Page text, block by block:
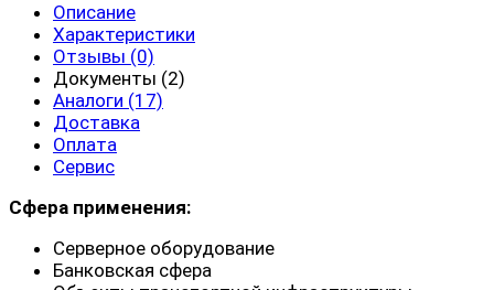
Описание
Характеристики
Отзывы (0)
Документы (2)
Аналоги (17)
Доставка
Оплата
Сервис
Сфера применения:
Серверное оборудование
Банковская сфера